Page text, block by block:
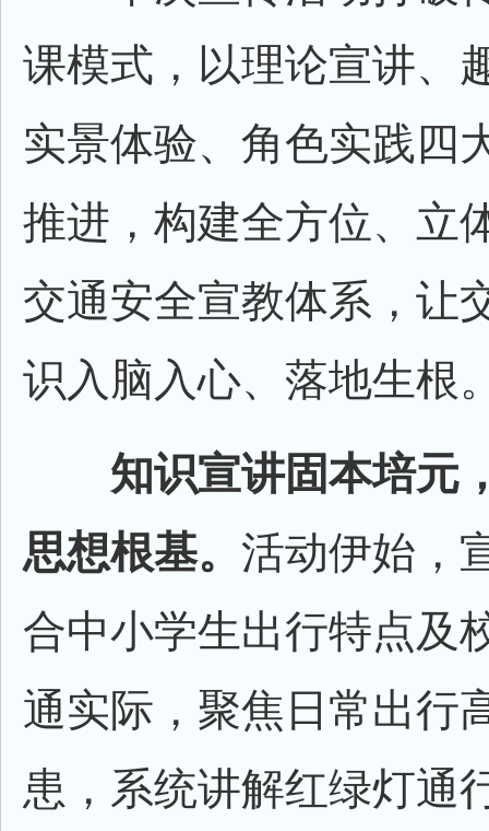
课模式，以理论宣讲、
实景体验、角色实践四
推进，构建全方位、立
交通安全宣教体系，让
识入脑入心、落地生根
知识宣讲固本培元
思想根基。 活动伊始，
合中小学生出行特点及
通实际，聚焦日常出行
患，系统讲解红绿灯通